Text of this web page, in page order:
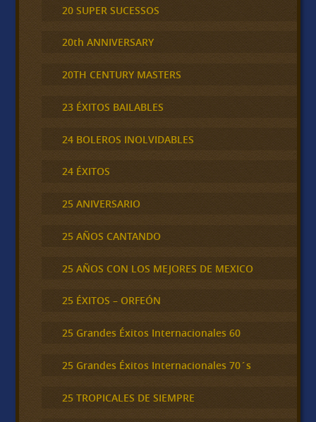
20 SUPER SUCESSOS
20th ANNIVERSARY
20TH CENTURY MASTERS
23 ÉXITOS BAILABLES
24 BOLEROS INOLVIDABLES
24 ÉXITOS
25 ANIVERSARIO
25 AÑOS CANTANDO
25 AÑOS CON LOS MEJORES DE MEXICO
25 ÉXITOS – ORFEÓN
25 Grandes Éxitos Internacionales 60
25 Grandes Éxitos Internacionales 70´s
25 TROPICALES DE SIEMPRE